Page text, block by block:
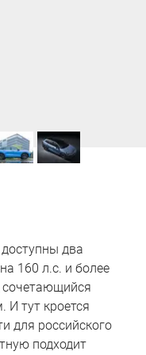
два
160 л.с. и более
сочетающийся
тут кроется
для российского
подходит